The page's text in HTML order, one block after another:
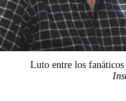
Luto entre los fanáticos